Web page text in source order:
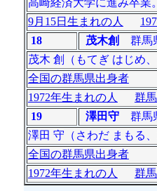
高崎経済大学に進み卒業。
9月15日生まれの人
18
茂木創 群馬
茂木 創（もてぎ はじめ
全国の群馬県出身者
1972年生まれの人
群
19
澤田守群馬
澤田 守（さわだ まもる
全国の群馬県出身者
1972年生まれの人
群